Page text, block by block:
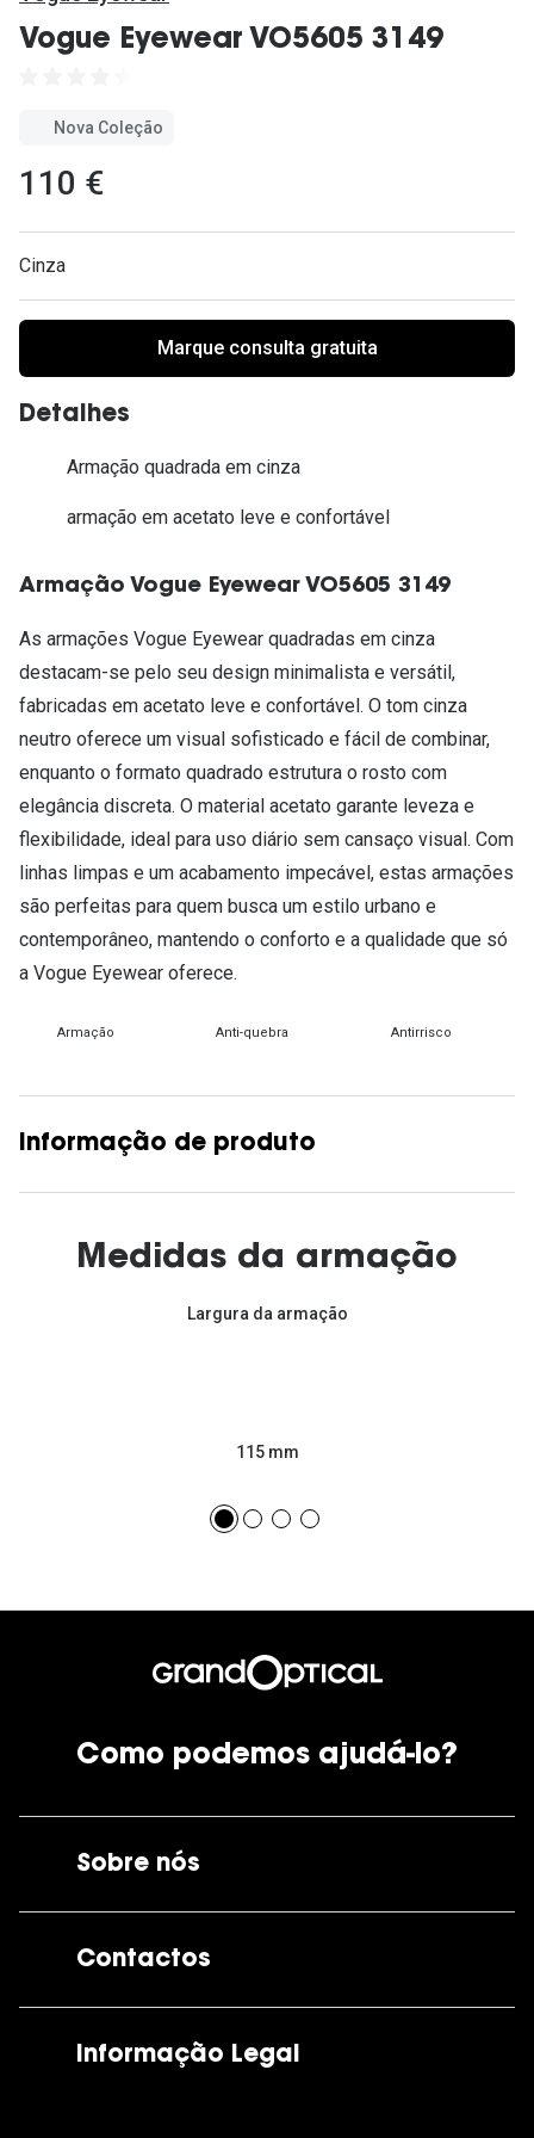
Vogue Eyewear VO5605 3149
Nova Coleção
110 €
Cinza
Marque consulta gratuita
Detalhes
Armação quadrada em cinza
armação em acetato leve e confortável
Armação Vogue Eyewear VO5605 3149
As armações Vogue Eyewear quadradas em cinza
destacam-se pelo seu design minimalista e versátil,
fabricadas em acetato leve e confortável. O tom cinza
neutro oferece um visual sofisticado e fácil de combinar,
enquanto o formato quadrado estrutura o rosto com
elegância discreta. O material acetato garante leveza e
flexibilidade, ideal para uso diário sem cansaço visual. Com
linhas limpas e um acabamento impecável, estas armações
são perfeitas para quem busca um estilo urbano e
contemporâneo, mantendo o conforto e a qualidade que só
a Vogue Eyewear oferece.
Armação Anti-quebra Antirrisco
Informação de produto
Medidas da armação
Largura da armação
115 mm
Como podemos ajudá-lo?
Sobre nós
Contactos
Informação Legal